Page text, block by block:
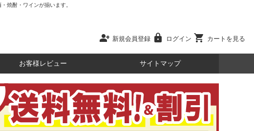
焼酎・ワインが揃います。
person_add 新規会員登録 lock ログイン shopping_cart カートを見る
お客様レビュー サイトマップ